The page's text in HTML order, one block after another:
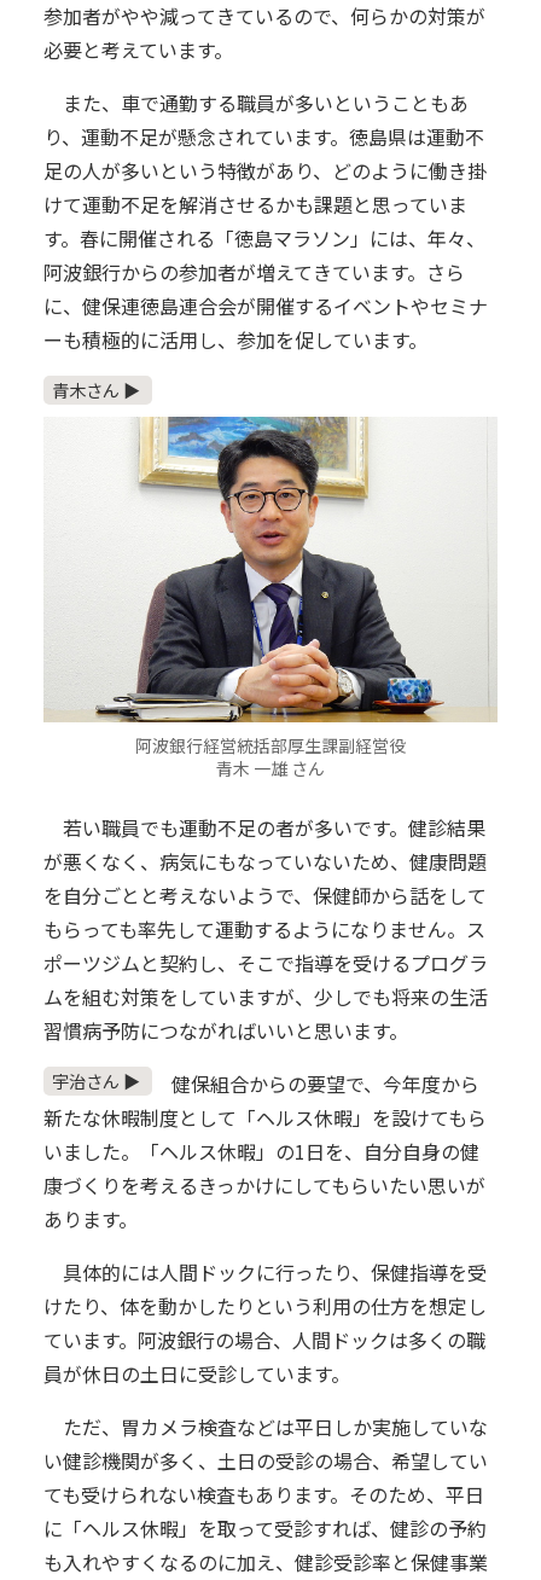
参加者がやや減ってきているので、何らかの対策が
必要と考えています。
また、車で通勤する職員が多いということもあ
り、運動不足が懸念されています。徳島県は運動不
足の人が多いという特徴があり、どのように働き掛
けて運動不足を解消させるかも課題と思っていま
す。春に開催される「徳島マラソン」には、年々、
阿波銀行からの参加者が増えてきています。さら
に、健保連徳島連合会が開催するイベントやセミナ
ーも積極的に活用し、参加を促しています。
青木さん ▶
阿波銀行経営統括部厚生課副経営役
青木 一雄 さん
若い職員でも運動不足の者が多いです。健診結果
が悪くなく、病気にもなっていないため、健康問題
を自分ごとと考えないようで、保健師から話をして
もらっても率先して運動するようになりません。ス
ポーツジムと契約し、そこで指導を受けるプログラ
ムを組む対策をしていますが、少しでも将来の生活
習慣病予防につながればいいと思います。
宇治さん ▶
健保組合からの要望で、今年度から
新たな休暇制度として「ヘルス休暇」を設けてもら
いました。「ヘルス休暇」の1日を、自分自身の健
康づくりを考えるきっかけにしてもらいたい思いが
あります。
具体的には人間ドックに行ったり、保健指導を受
けたり、体を動かしたりという利用の仕方を想定し
ています。阿波銀行の場合、人間ドックは多くの職
員が休日の土日に受診しています。
ただ、胃カメラ検査などは平日しか実施していな
い健診機関が多く、土日の受診の場合、希望してい
ても受けられない検査もあります。そのため、平日
に「ヘルス休暇」を取って受診すれば、健診の予約
も入れやすくなるのに加え、健診受診率と保健事業